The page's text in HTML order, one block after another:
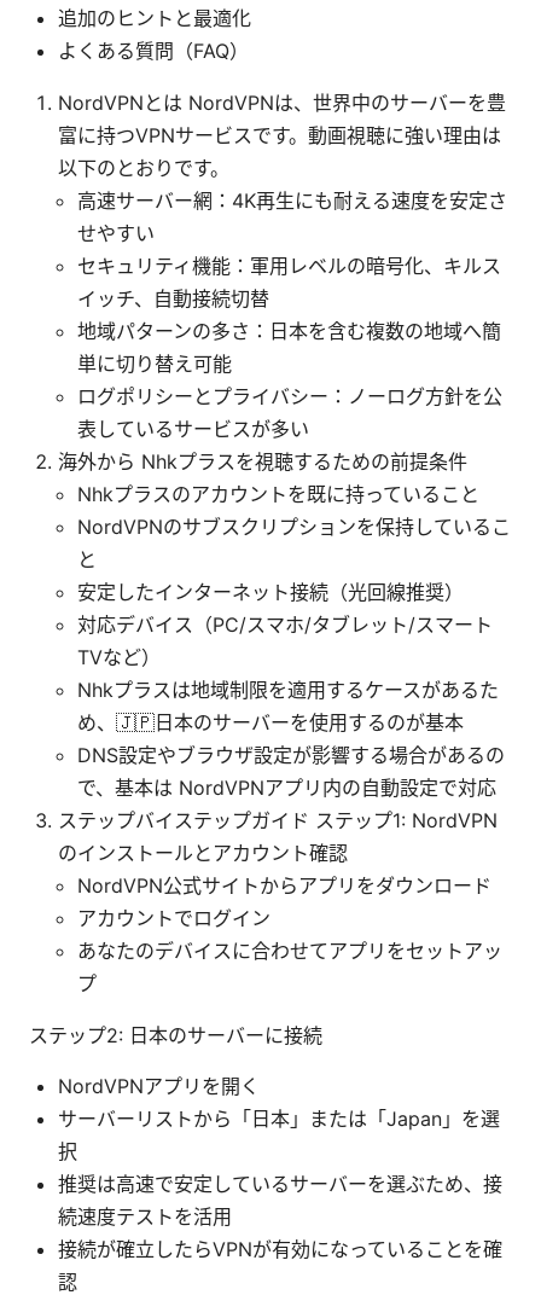
追加のヒントと最適化
よくある質問（FAQ）
NordVPNとは NordVPNは、世界中のサーバーを豊
富に持つVPNサービスです。動画視聴に強い理由は
以下のとおりです。
高速サーバー網：4K再生にも耐える速度を安定さ
せやすい
セキュリティ機能：軍用レベルの暗号化、キルス
イッチ、自動接続切替
地域パターンの多さ：日本を含む複数の地域へ簡
単に切り替え可能
ログポリシーとプライバシー：ノーログ方針を公
表しているサービスが多い
海外から Nhkプラスを視聴するための前提条件
Nhkプラスのアカウントを既に持っていること
NordVPNのサブスクリプションを保持しているこ
と
安定したインターネット接続（光回線推奨）
対応デバイス（PC/スマホ/タブレット/スマート
TVなど）
Nhkプラスは地域制限を適用するケースがあるた
め、🇯🇵日本のサーバーを使用するのが基本
DNS設定やブラウザ設定が影響する場合があるの
で、基本は NordVPNアプリ内の自動設定で対応
ステップバイステップガイド ステップ1: NordVPN
のインストールとアカウント確認
NordVPN公式サイトからアプリをダウンロード
アカウントでログイン
あなたのデバイスに合わせてアプリをセットアッ
プ
ステップ2: 日本のサーバーに接続
NordVPNアプリを開く
サーバーリストから「日本」または「Japan」を選
択
推奨は高速で安定しているサーバーを選ぶため、接
続速度テストを活用
接続が確立したらVPNが有効になっていることを確
認